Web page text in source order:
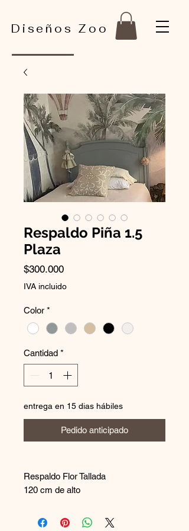
Diseños Zoo
Respaldo Piña 1.5
Plaza
$300.000Precio
IVA incluido
Color *
Cantidad *
entrega en 15 dias hábiles
Pedido anticipado
Respaldo Flor Tallada
120 cm de alto